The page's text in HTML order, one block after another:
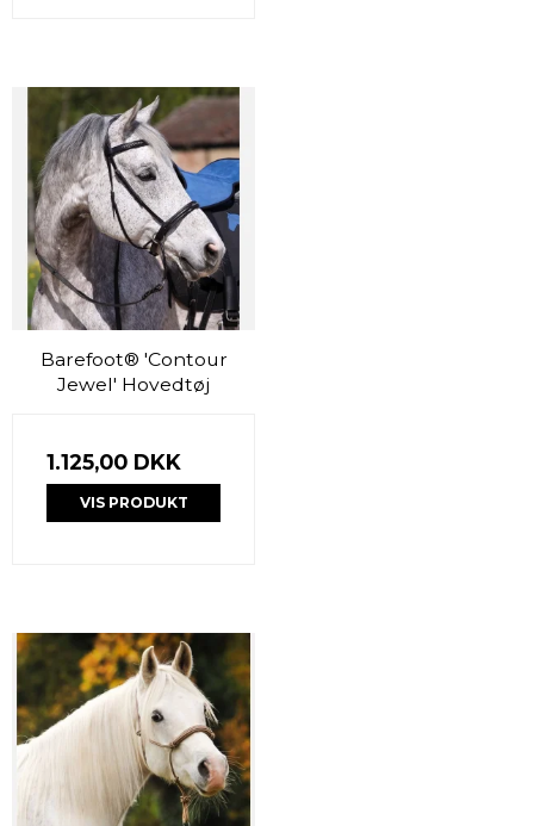
Barefoot® 'Contour
Jewel' Hovedtøj
1.125,00 DKK
VIS PRODUKT